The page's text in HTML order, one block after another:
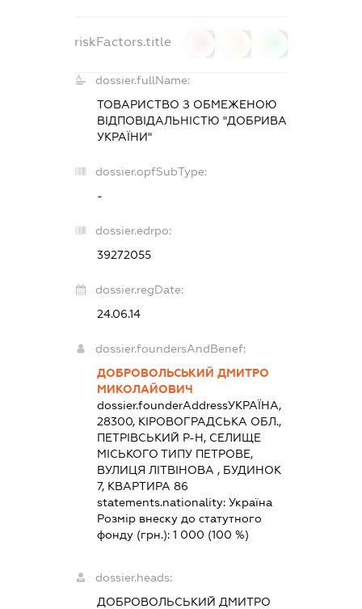
riskFactors.title
dossier.fullName:
ТОВАРИСТВО З ОБМЕЖЕНОЮ
ВІДПОВІДАЛЬНІСТЮ "ДОБРИВА
УКРАЇНИ"
dossier.opfSubType:
-
dossier.edrpo:
39272055
dossier.regDate:
24.06.14
dossier.foundersAndBenef:
ДОБРОВОЛЬСЬКИЙ ДМИТРО
МИКОЛАЙОВИЧ
dossier.founderAddressУКРАЇНА,
28300, КІРОВОГРАДСЬКА ОБЛ.,
ПЕТРІВСЬКИЙ Р-Н, СЕЛИЩЕ
МІСЬКОГО ТИПУ ПЕТРОВЕ,
ВУЛИЦЯ ЛІТВІНОВА , БУДИНОК
7, КВАРТИРА 86
statements.nationality: Україна
Розмір внеску до статутного
фонду (грн.): 1 000 (100 %)
dossier.heads:
ДОБРОВОЛЬСЬКИЙ ДМИТРО